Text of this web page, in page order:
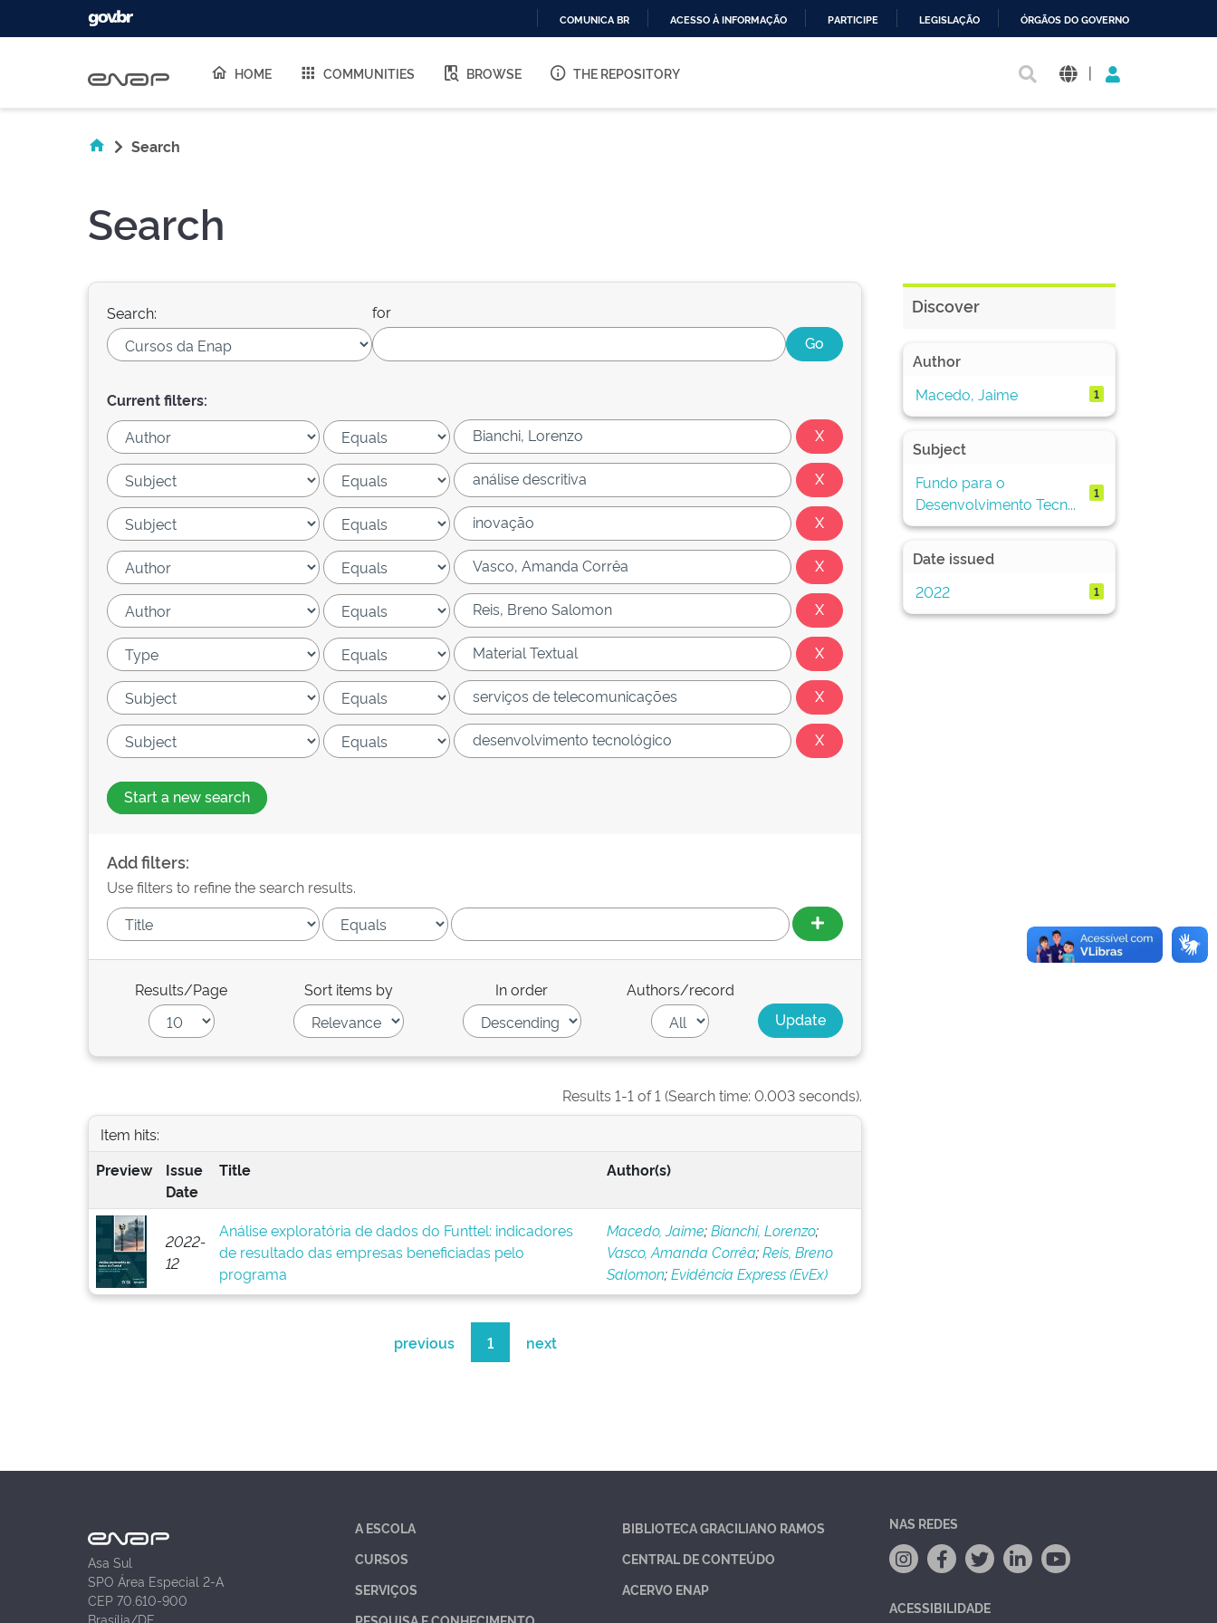
O
COMUNICA BR ACESSO À INFORMAÇÃO PARTICIPE LEGISLAÇÃO ÓRGÃOS DO GOVERNO
HOME COMMUNITIES BROWSE THE REPOSITORY |
Search
Search
Search: for
Current filters:
Start a new search
Add filters:
Use filters to refine the search results.
Results/Page Sort items by In order Authors/record
Results 1-1 of 1 (Search time: 0.003 seconds).
Item hits:
Preview
Issue
Date
Title Author(s)
2022-
12
Análise exploratória de dados do Funttel: indicadores
de resultado das empresas beneficiadas pelo
programa
Macedo, Jaime;Bianchi, Lorenzo;
Vasco, Amanda Corrêa;Reis, Breno
Salomon;Evidência Express (EvEx)
previous 1 next
Discover
Author
Macedo, Jaime
1
Subject
Fundo para o
Desenvolvimento Tecn...
1
Date issued
2022
1
Asa Sul
SPO Área Especial 2-A
CEP 70.610-900
Brasília/DF
A ESCOLA
CURSOS
SERVIÇOS
BIBLIOTECA GRACILIANO RAMOS
CENTRAL DE CONTEÚDO
ACERVO ENAP
NAS REDES
ACESSIBILIDADE